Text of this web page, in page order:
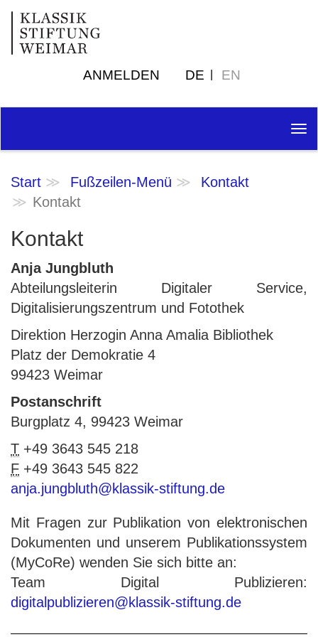
ANMELDEN DE EN
Start Fußzeilen-Menü
Kontakt
Kontakt
Kontakt
Anja Jungbluth
Abteilungsleiterin Digitaler Service,
Digitalisierungszentrum und Fotothek
Direktion Herzogin Anna Amalia Bibliothek
Platz der Demokratie 4
99423 Weimar
Postanschrift
Burgplatz 4, 99423 Weimar
T +49 3643 545 218
F +49 3643 545 822
anja.jungbluth@klassik-stiftung.de
Mit Fragen zur Publikation von elektronischen
Dokumenten und unserem Publikationssystem
(MyCoRe) wenden Sie sich bitte an:
Team Digital Publizieren:
digitalpublizieren@klassik-stiftung.de